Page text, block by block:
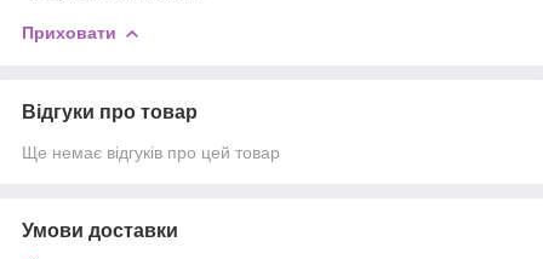
Приховати
Відгуки про товар
Ще немає відгуків про цей товар
Умови доставки